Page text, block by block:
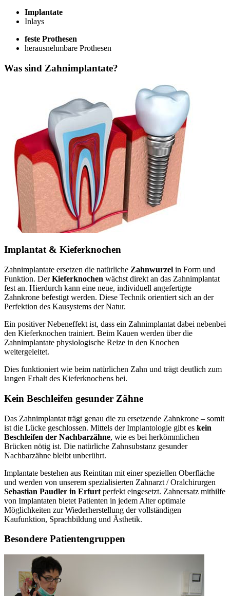
Implantate
Inlays
feste Prothesen
herausnehmbare Prothesen
Was sind Zahnimplantate?
Implantat & Kieferknochen
Zahnimplantate ersetzen die natürliche Zahnwurzel in Form und
Funktion. DerKieferknochen wächst direkt an das Zahnimplantat
fest an. Hierdurch kann eine neue, individuell angefertigte
Zahnkrone befestigt werden. Diese Technik orientiert sich an der
Perfektion des Kausystems der Natur.
Ein positiver Nebeneffekt ist, dass ein Zahnimplantat dabei nebenbei
den Kieferknochen trainiert. Beim Kauen werden über die
Zahnimplantate physiologische Reize in den Knochen
weitergeleitet.
Dies funktioniert wie beim natürlichen Zahn und trägt deutlich zum
langen Erhalt des Kieferknochens bei.
Kein Beschleifen gesunder Zähne
Das Zahnimplantat trägt genau die zu ersetzende Zahnkrone – somit
ist die Lücke geschlossen. Mittels der Implantologie gibt es kein
Beschleifen der Nachbarzähne, wie es bei herkömmlichen
Brücken nötig ist. Die natürliche Zahnsubstanz gesunder
Nachbarzähne bleibt unberührt.
Implantate bestehen aus Reintitan mit einer speziellen Oberfläche
und werden von unserem spezialisierten Zahnarzt / Oralchirurgen
Sebastian Paudler in Erfurt perfekt eingesetzt. Zahnersatz mithilfe
von Implantaten bietet Patienten in jedem Alter optimale
Möglichkeiten zur Wiederherstellung der vollständigen
Kaufunktion, Sprachbildung und Ästhetik.
Besondere Patientengruppen